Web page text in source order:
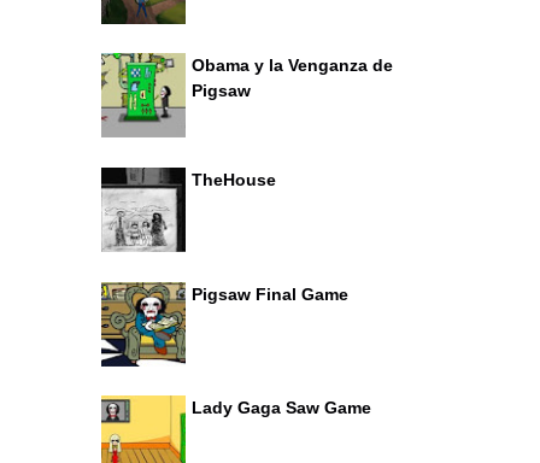
Obama y la Venganza de
Pigsaw
TheHouse
Pigsaw Final Game
Lady Gaga Saw Game